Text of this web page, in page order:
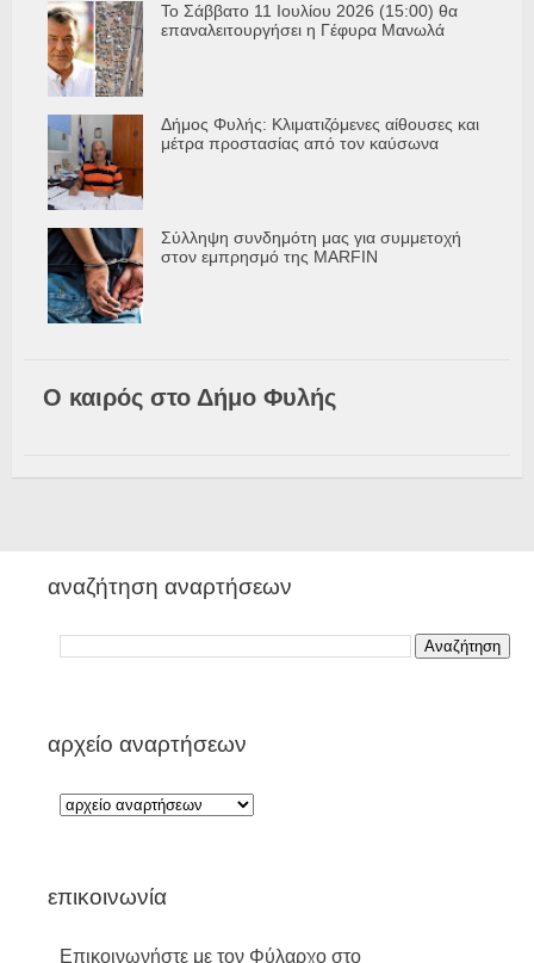
Το Σάββατο 11 Ιουλίου 2026 (15:00) θα
επαναλειτουργήσει η Γέφυρα Μανωλά
Δήμος Φυλής: Κλιματιζόμενες αίθουσες και
μέτρα προστασίας από τον καύσωνα
Σύλληψη συνδημότη μας για συμμετοχή
στον εμπρησμό της MARFIN
Ο καιρός στο Δήμο Φυλής
αναζήτηση αναρτήσεων
αρχείο αναρτήσεων
επικοινωνία
Επικοινωνήστε με τον Φύλαρχο στο